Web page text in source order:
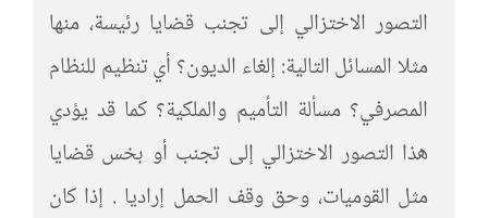
التصور الاختزالي إلى تجنب قضايا رئيسة، منها
مثلا المسائل التالية: إلغاء الديون؟ أي تنظيم للنظام
المصرفي؟ مسألة التأميم والملكية؟ كما قد يؤدي
هذا التصور الاختزالي إلى تجنب أو بخس قضايا
مثل القوميات، وحق وقف الحمل إراديا . إذا كان